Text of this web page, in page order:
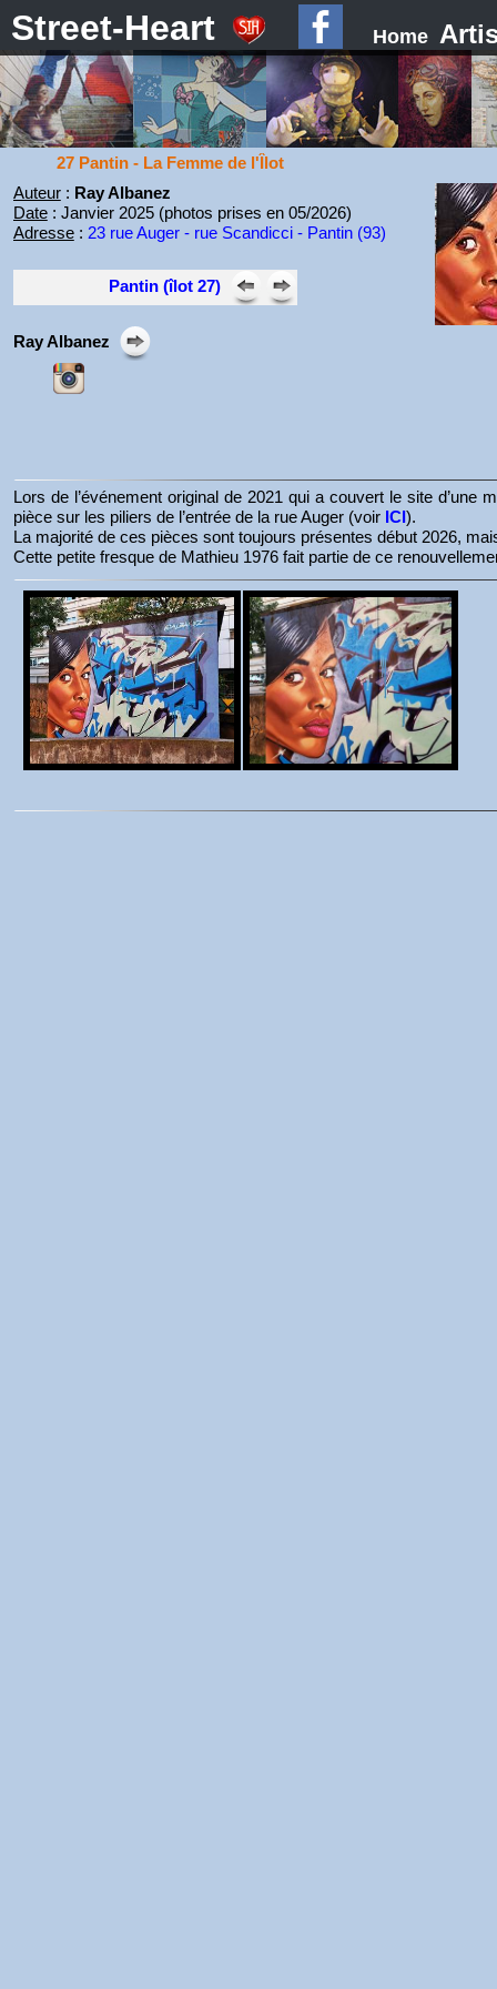
Street-Heart Home
27 Pantin - La Femme de l'Îlot
Auteur: Ray Albanez
Date: Janvier 2025 (photos prises en 05/2026)
Adresse: 23 rue Auger - rue Scandicci - Pantin (93)
Pantin (îlot 27)
Ray Albanez
Lors de l’événement original de 2021 qui a couvert le site
pièce sur les piliers de l’entrée de la rue Auger (voir ICI).
La majorité de ces pièces sont toujours présentes début 2026,
Cette petite fresque de Mathieu 1976 fait partie de ce